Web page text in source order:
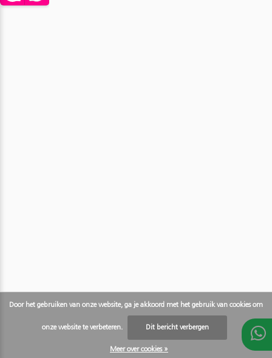
Door het gebruiken van onze website, ga je akkoord met het gebruik van cookies om
onze website te verbeteren. Dit bericht verbergen
Meer over cookies »